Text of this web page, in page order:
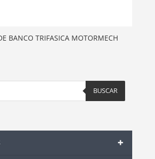
BANCO TRIFASICA MOTORMECH
BUSCAR
+